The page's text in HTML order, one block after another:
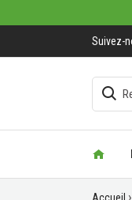
Suivez-
Accueil